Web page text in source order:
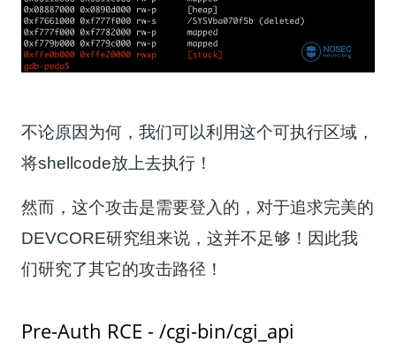
不论原因为何，我们可以利用这个可执行区域，
将shellcode放上去执行！
然而，这个攻击是需要登入的，对于追求完美的
DEVCORE研究组来说，这并不足够！因此我
们研究了其它的攻击路径！
Pre-Auth RCE - /cgi-bin/cgi_api